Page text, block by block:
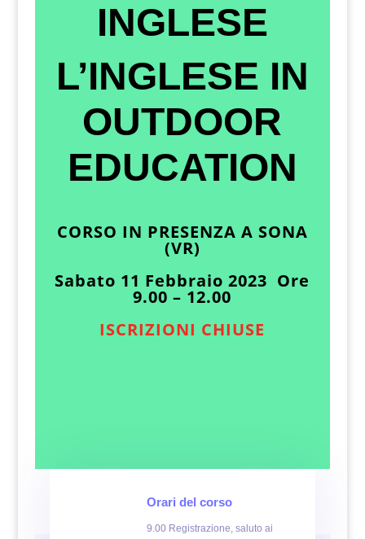
INGLESE
L’INGLESE IN
OUTDOOR
EDUCATION
CORSO IN PRESENZA A SONA
(VR)
Sabato 11 Febbraio 2023 Ore
9.00 – 12.00
ISCRIZIONI CHIUSE
Orari del corso
9.00 Registrazione, saluto ai